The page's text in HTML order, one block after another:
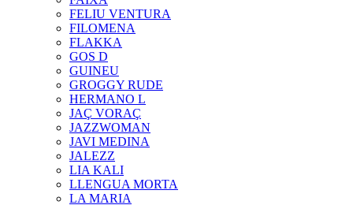
FELIU VENTURA
FILOMENA
FLAKKA
GOS D
GUINEU
GROGGY RUDE
HERMANO L
JAÇ VORAÇ
JAZZWOMAN
JAVI MEDINA
JALEZZ
LIA KALI
LLENGUA MORTA
LA MARIA